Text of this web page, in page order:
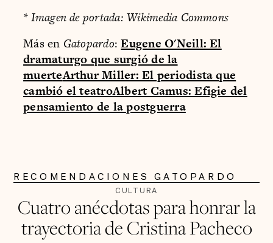
* Imagen de portada: Wikimedia Commons
Más en Gatopardo:Eugene O'Neill: El
dramaturgo que surgió de la
muerteArthur Miller: El periodista que
cambió el teatroAlbert Camus: Efigie del
pensamiento de la postguerra
RECOMENDACIONES GATOPARDO
CULTURA
Cuatro anécdotas para honrar la
trayectoria de Cristina Pacheco